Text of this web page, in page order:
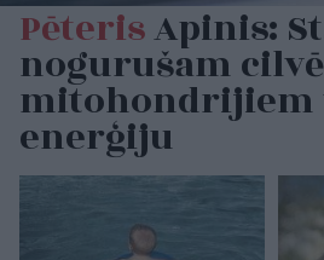
PēterisApinis:
nogurušam
mitohondrijiem
enerģiju